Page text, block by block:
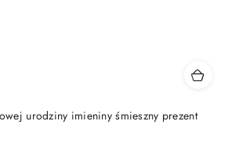
urodziny imieniny śmieszny prezent